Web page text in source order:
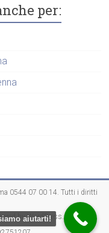
per:
0544 07 00 14 . Tutti i diritti
byWordPress
aiutarti!